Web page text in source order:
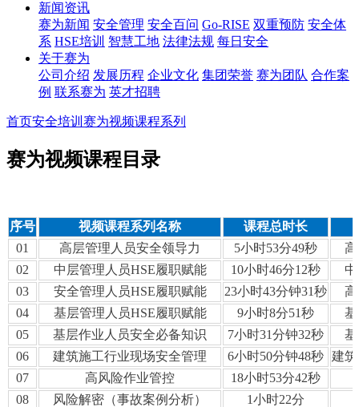
新闻资讯
赛为新闻 安全管理 安全百问 Go-RISE 双重预防 安全体
系 HSE培训 智慧工地 法律法规 每日安全
关于赛为
公司介绍 发展历程 企业文化 集团荣誉 赛为团队 合作案
例 联系赛为 英才招聘
首页安全培训 赛为视频课程系列
赛为视频课程目录
序号 视频课程系列名称 课程总时长
01
高层管理人员安全领导力 5小时53分49秒
02
中层管理人员HSE履职赋能 10小时46分12秒
03
安全管理人员HSE履职赋能 23小时43分钟31秒
04
基层管理人员HSE履职赋能 9小时8分51秒
05
基层作业人员安全必备知识 7小时31分钟32秒
06
建筑施工行业现场安全管理 6小时50分钟48秒 建
07
高风险作业管控 18小时53分42秒
08
风险解密（事故案例分析） 1小时22分